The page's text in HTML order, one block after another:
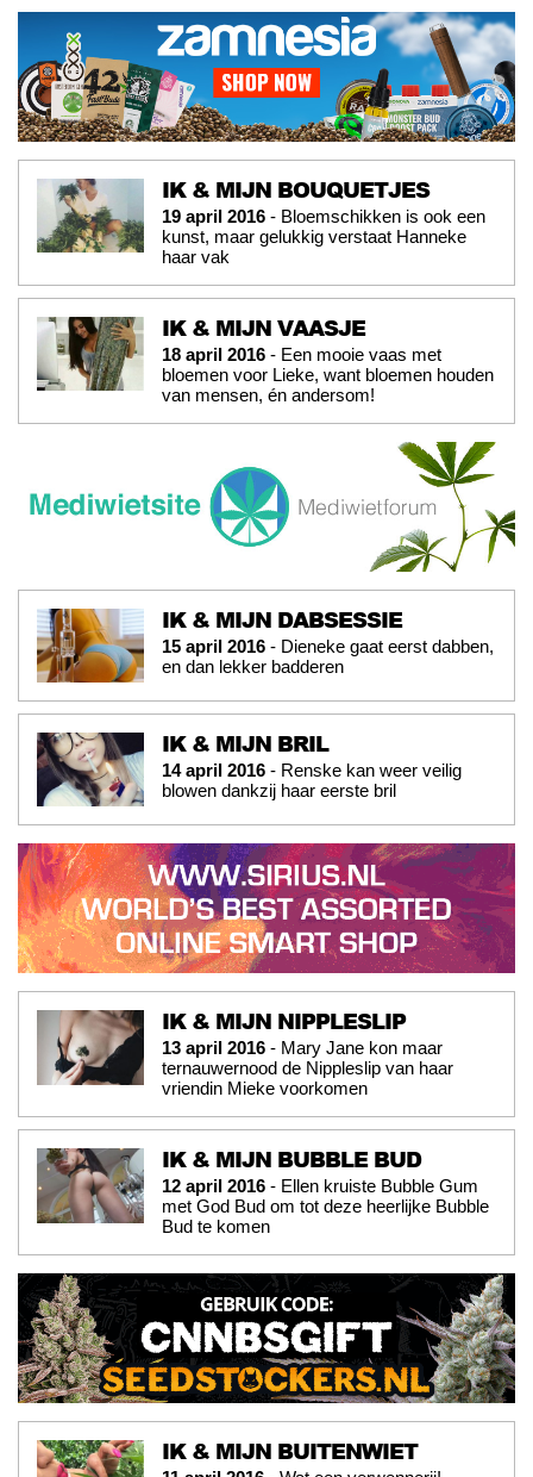
IK & MIJN BOUQUETJES
19 april 2016 - Bloemschikken is ook een
kunst, maar gelukkig verstaat Hanneke
haar vak
IK & MIJN VAASJE
18 april 2016 - Een mooie vaas met
bloemen voor Lieke, want bloemen houden
van mensen, én andersom!
IK & MIJN DABSESSIE
15 april 2016 - Dieneke gaat eerst dabben,
en dan lekker badderen
IK & MIJN BRIL
14 april 2016 - Renske kan weer veilig
blowen dankzij haar eerste bril
IK & MIJN NIPPLESLIP
13 april 2016 - Mary Jane kon maar
ternauwernood de Nippleslip van haar
vriendin Mieke voorkomen
IK & MIJN BUBBLE BUD
12 april 2016 - Ellen kruiste Bubble Gum
met God Bud om tot deze heerlijke Bubble
Bud te komen
IK & MIJN BUITENWIET